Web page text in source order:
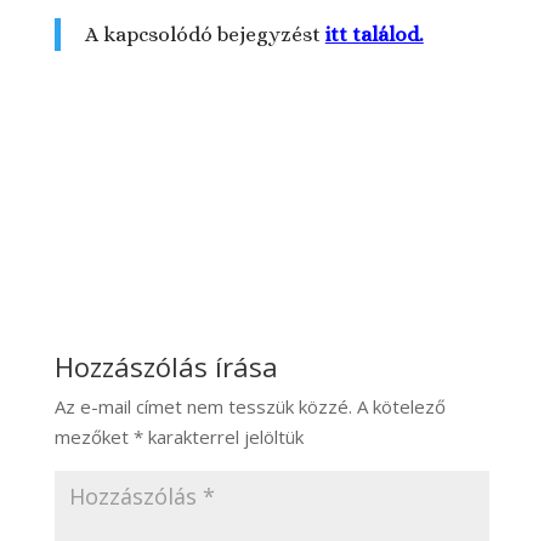
A kapcsolódó bejegyzést itt találod.
Hozzászólás írása
Az e-mail címet nem tesszük közzé. A kötelező
mezőket *karakterrel jelöltük